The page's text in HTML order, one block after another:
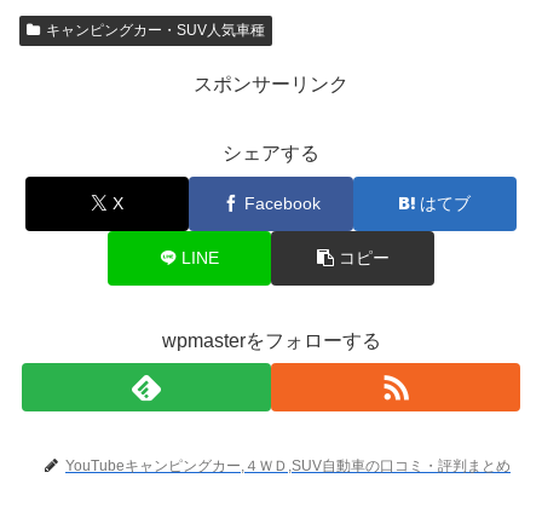
キャンピングカー・SUV人気車種
スポンサーリンク
シェアする
X Facebook はてブ
LINE コピー
wpmasterをフォローする
YouTubeキャンピングカー,４ＷＤ,SUV自動車の口コミ・評判まとめ